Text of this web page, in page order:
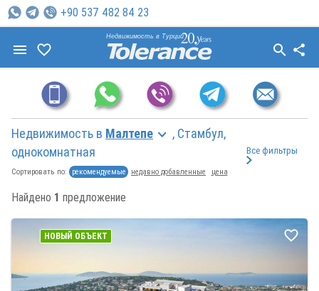
+90 537 482 84 23
Недвижимость в Турции
Недвижимость в Малтепе
, Стамбул,
однокомнатная
Сортировать по: рекомендуемые недавно добавленные цена
Все фильтры
Найдено 1 предложение
НОВЫЙ ОБЪЕКТ